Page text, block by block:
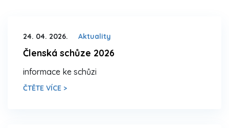
24. 04. 2026. Aktuality
Členská schůze 2026
informace ke schůzi
ČTĚTE VÍCE >